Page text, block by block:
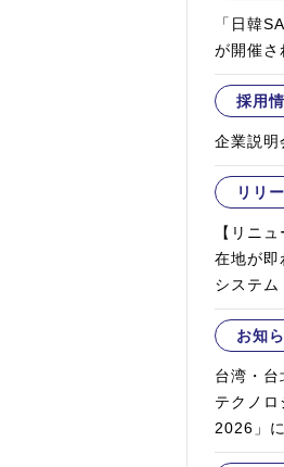
「日韓
が開催さ
採用
企業説
リリ
【リニ
在地が即
システム
お知
台湾・
テクノ
2026」に